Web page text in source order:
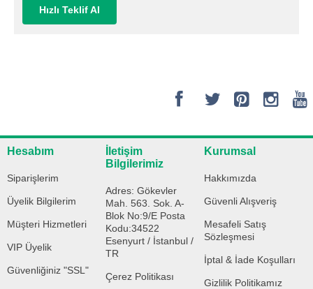
Hızlı Teklif Al
Hesabım
Siparişlerim
Üyelik Bilgilerim
Müşteri Hizmetleri
VIP Üyelik
Güvenliğiniz "SSL"
İletişim
Bilgilerimiz
Adres: Gökevler
Mah. 563. Sok. A-
Blok No:9/E Posta
Kodu:34522
Esenyurt / İstanbul /
TR
Çerez Politikası
Kurumsal
Hakkımızda
Güvenli Alışveriş
Mesafeli Satış
Sözleşmesi
İptal & İade Koşulları
Gizlilik Politikamız